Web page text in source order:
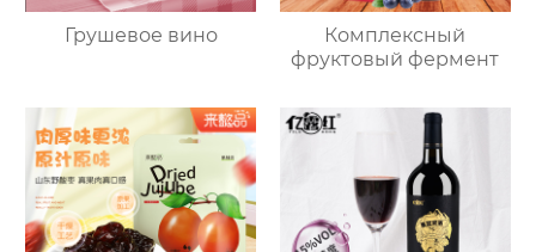
Грушевое вино
Комплексный
фруктовый фермент